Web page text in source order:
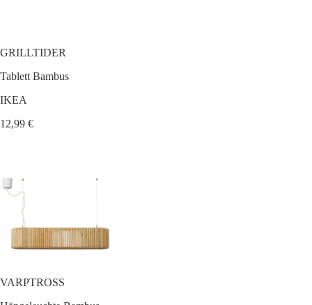
GRILLTIDER
Tablett Bambus
IKEA
12,99 €
VARPTROSS